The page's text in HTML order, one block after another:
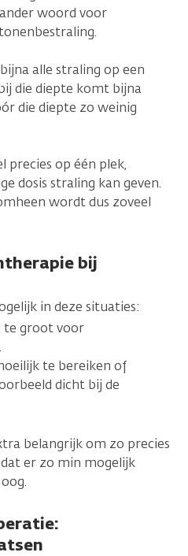
woord voor
alle straling op een
die diepte komt bijna
die diepte zo weinig
precies op één plek,
dosis straling kan geven.
wordt dus zoveel
bij
in deze situaties:
te groot voor
.
te bereiken of
dicht bij de
belangrijk om zo precies
er zo min mogelijk